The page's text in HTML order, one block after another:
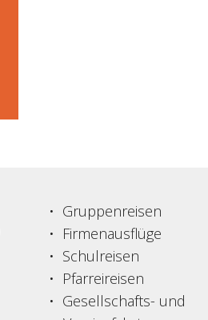
Gruppenreisen
Firmenausflüge
Schulreisen
Pfarreireisen
Gesellschafts- und